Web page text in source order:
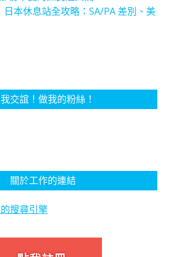
日本休息站全攻略：SA/PA 差別、美
交誼！做我的粉絲！
關於工作的連結
搜尋引擎